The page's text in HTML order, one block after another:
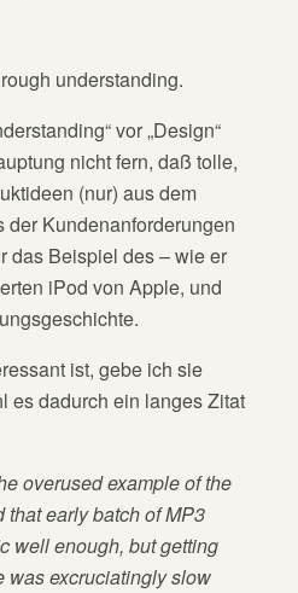
understanding.
vor „Design“
nicht fern, daß tolle,
(nur) aus dem
der Kundenanforderungen
das Beispiel des – wie er
iPod von Apple, und
ist, gebe ich sie
es dadurch ein langes Zitat
overused example of the
early batch of MP3
well enough, but getting
was excruciatingly slow